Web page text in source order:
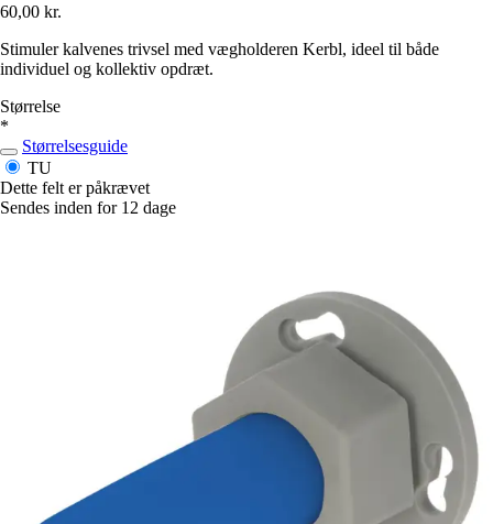
60,00 kr.
Stimuler kalvenes trivsel med vægholderen Kerbl, ideel til både
individuel og kollektiv opdræt.
Størrelse
*
Størrelsesguide
TU
Dette felt er påkrævet
Sendes inden for 12 dage